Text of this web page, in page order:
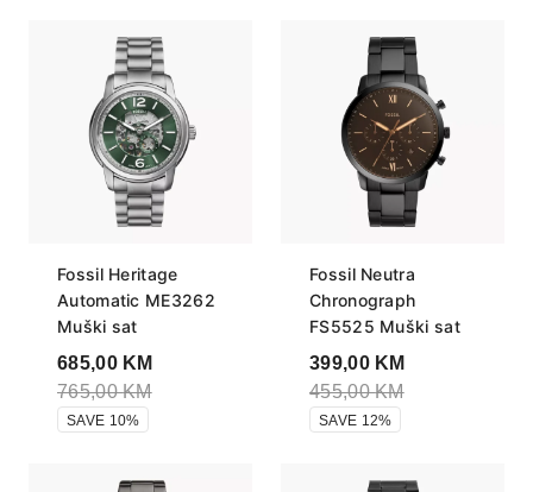
Fossil Heritage
Automatic ME3262
Muški sat
685,00 KM
765,00KM
SAVE 10%
Fossil Neutra
Chronograph
FS5525 Muški sat
399,00 KM
455,00KM
SAVE 12%